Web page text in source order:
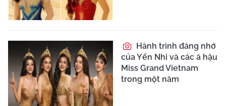
Hành trình đáng nhớ
của Yến Nhi và các á hậu
Miss Grand Vietnam
trong một năm